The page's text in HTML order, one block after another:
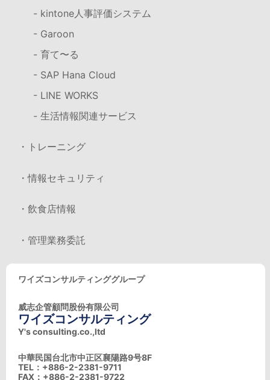
- kintone人事評価システム
- Garoon
- 育て〜る
- SAP Hana Cloud
- LINE WORKS
- 生活情報関連サービス
・トレーニング
・情報セキュリティ
・飲食店情報
・管理業務委託
ワイズコンサルティンググループ
威志企管顧問股份有限公司
ワイズコンサルティング
Y's consulting.co.,ltd
中華民国台北市中正区襄陽路9号8F
TEL：+886-2-2381-9711
FAX：+886-2-2381-9722